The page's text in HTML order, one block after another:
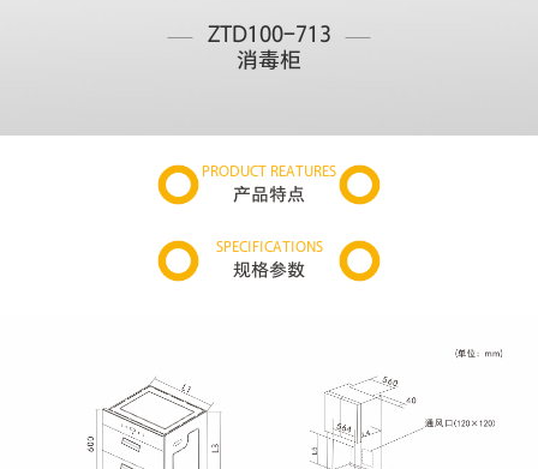
ZTD100-713
消毒柜
PRODUCT REATURES
产品特点
SPECIFICATIONS
规格参数